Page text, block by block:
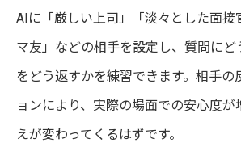
AIに「厳しい上司」「淡々とした面接
マ友」などの相手を設定し、質問に
をどう返すかを練習できます。相手の
ョンにより、実際の場面での安心度
えが変わってくるはずです。